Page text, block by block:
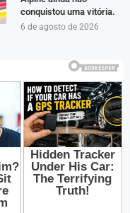
conquistou uma vitória.
6 de agosto de 2026